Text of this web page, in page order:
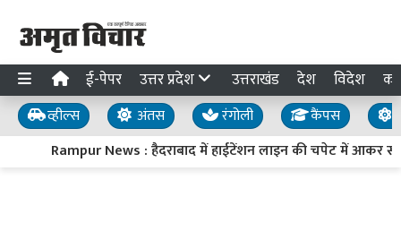
ई-पेपर उत्तर प्रदेश उत्तराखंड देश विदेश
व्हील्स अंतस रंगोली कैंपस
Rampur News : हैदराबाद में हाईटेंशन लाइन की चपेट में आकर